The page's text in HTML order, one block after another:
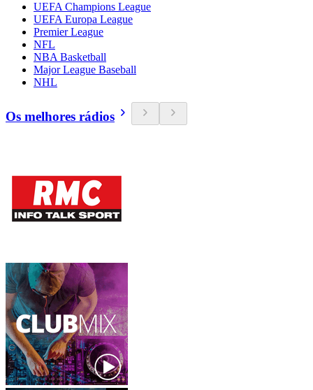
UEFA Champions League
UEFA Europa League
Premier League
NFL
NBA Basketball
Major League Baseball
NHL
Os melhores rádios